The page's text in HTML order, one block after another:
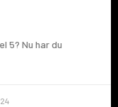
5? Nu har du